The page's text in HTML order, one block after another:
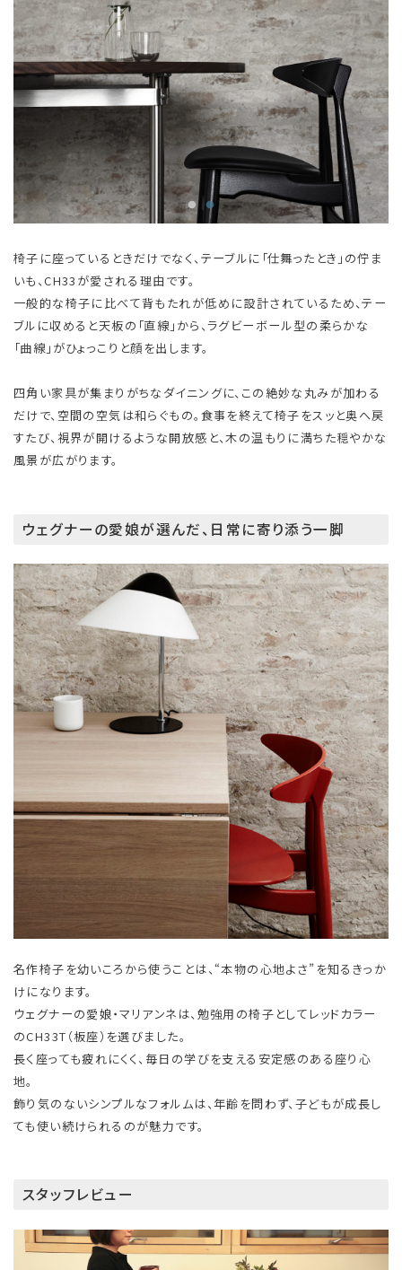
椅子に座っているときだけでなく、テーブルに「仕舞ったとき」の佇ま
いも、CH33が愛される理由です。
一般的な椅子に比べて背もたれが低めに設計されているため、テー
ブルに収めると天板の「直線」から、ラグビーボール型の柔らかな
「曲線」がひょっこりと顔を出します。
四角い家具が集まりがちなダイニングに、この絶妙な丸みが加わる
だけで、空間の空気は和らぐもの。食事を終えて椅子をスッと奥へ戻
すたび、視界が開けるような開放感と、木の温もりに満ちた穏やかな
風景が広がります。
ウェグナーの愛娘が選んだ、日常に寄り添う一脚
名作椅子を幼いころから使うことは、“本物の心地よさ”を知るきっか
けになります。
ウェグナーの愛娘・マリアンネは、勉強用の椅子としてレッドカラー
のCH33T（板座）を選びました。
長く座っても疲れにくく、毎日の学びを支える安定感のある座り心
地。
飾り気のないシンプルなフォルムは、年齢を問わず、子どもが成長し
ても使い続けられるのが魅力です。
スタッフレビュー